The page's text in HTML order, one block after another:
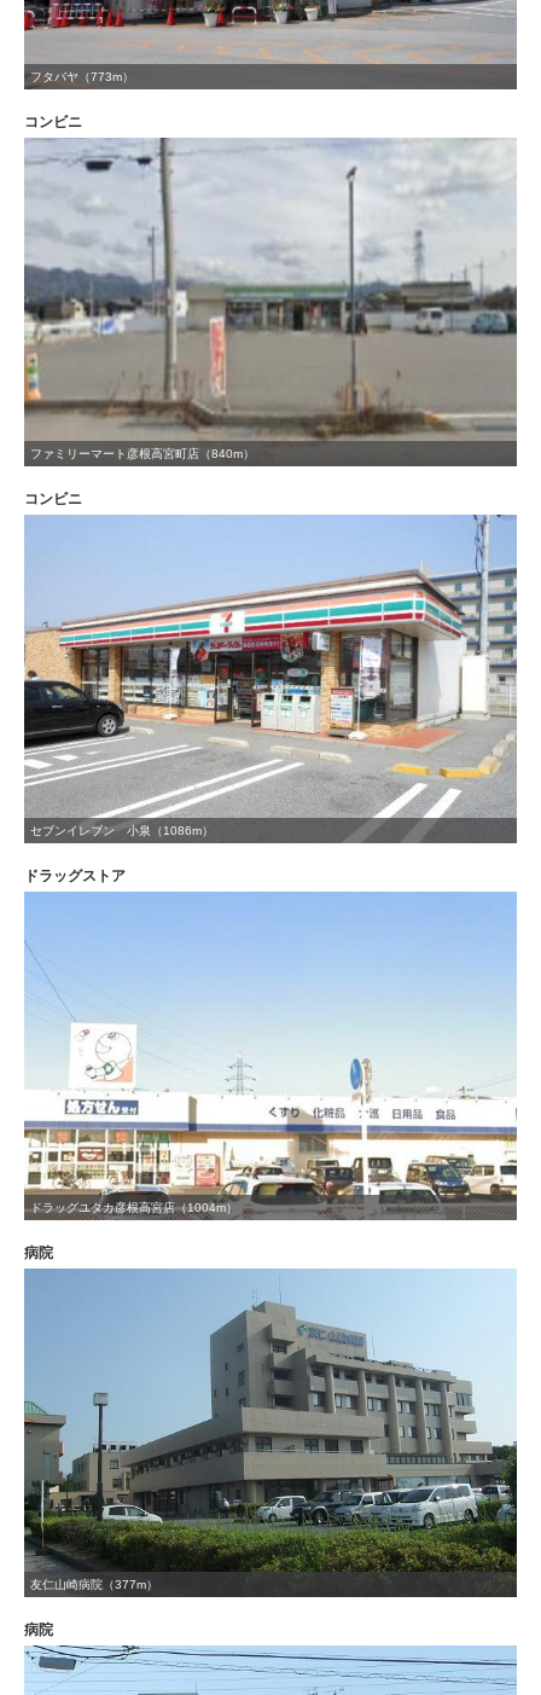
フタバヤ（773m）
コンビニ
ファミリーマート彦根高宮町店（840m）
コンビニ
セブンイレブン 小泉（1086m）
ドラッグストア
ドラッグユタカ彦根高宮店（1004m）
病院
友仁山崎病院（377m）
病院